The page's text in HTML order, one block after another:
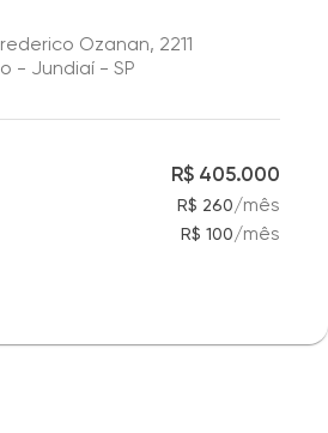
Ozanan, 2211
- Jundiaí - SP
R$ 405.000
R$ 260/mês
R$ 100/mês